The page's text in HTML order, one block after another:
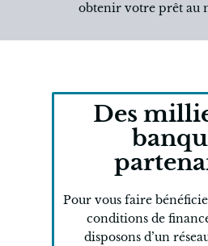
obtenir votre prêt au
Des
Pour vous faire
conditions de
disposons d’un